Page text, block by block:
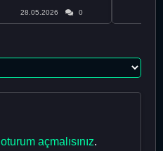
28.05.2026 0
oturum açmalısınız.